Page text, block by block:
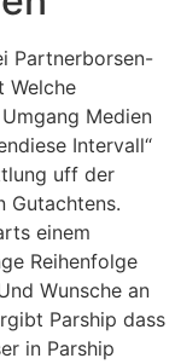
Partnerborsen-
Welche
Medien
Intervall“
uff der
Gutachtens.
einem
Reihenfolge
Wunsche an
Parship dass
in Parship